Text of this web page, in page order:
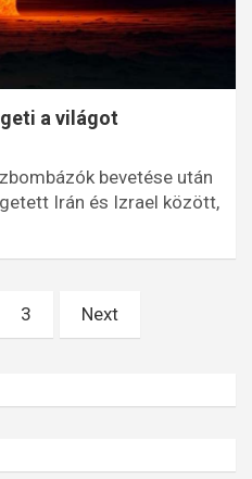
a világot
bevetése után
Irán és Izrael között,
3 Next